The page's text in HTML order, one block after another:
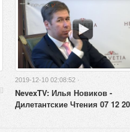
2019-12-10 02:08:52 ·
NevexTV: Илья Новиков -
Дилетантские Чтения 07 12